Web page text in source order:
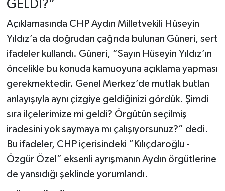
GELDİ?”
Açıklamasında CHP Aydın Milletvekili Hüseyin
Yıldız’a da doğrudan çağrıda bulunan Güneri, sert
ifadeler kullandı. Güneri, “Sayın Hüseyin Yıldız’ın
öncelikle bu konuda kamuoyuna açıklama yapması
gerekmektedir. Genel Merkez’de mutlak butlan
anlayışıyla aynı çizgiye geldiğinizi gördük. Şimdi
sıra ilçelerimize mi geldi? Örgütün seçilmiş
iradesini yok saymaya mı çalışıyorsunuz?” dedi.
Bu ifadeler, CHP içerisindeki “Kılıçdaroğlu -
Özgür Özel” eksenli ayrışmanın Aydın örgütlerine
de yansıdığı şeklinde yorumlandı.